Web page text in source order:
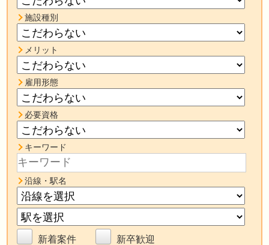
施設種別
メリット
雇用形態
必要資格
キーワード
沿線・駅名
新着案件 新卒歓迎